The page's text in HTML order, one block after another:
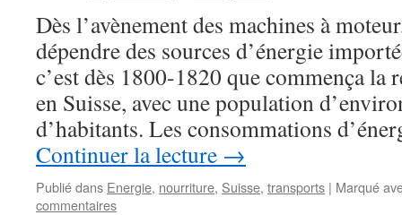
Dès l’avènement des machines à
dépendre des sources d’énergie
c’est dès 1800-1820 que commença
en Suisse, avec une population
d’habitants. Les consommations
Continuer la lecture →
Publié dans Energie, nourriture, Suisse, transports | Marqué
commentaires